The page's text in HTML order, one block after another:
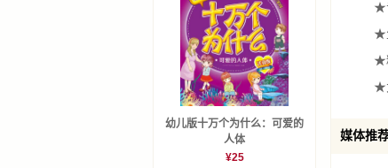
幼儿版十万个为什么：可爱的
人体
¥25
蚊子
为什
蚊子
蝗虫
★专
★生
★精
★大
媒体推